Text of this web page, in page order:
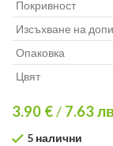
Покривност
Изсъхване на
Опаковка
Цвят
3.90 €/ 7.63
5 налични